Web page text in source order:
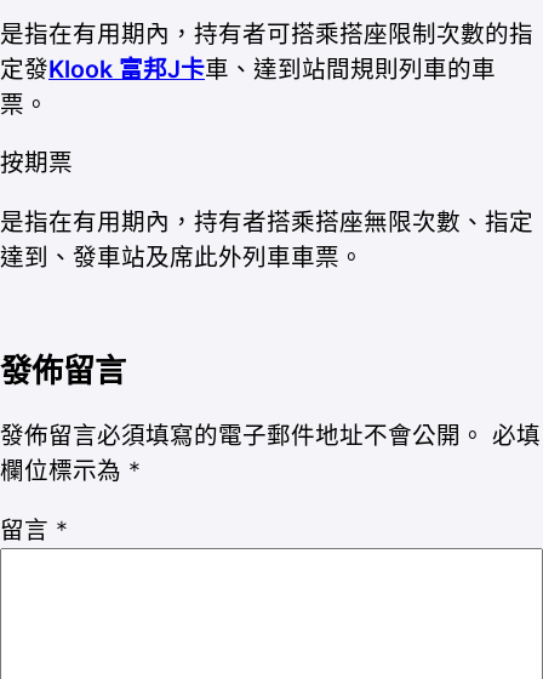
是指在有用期內，持有者可搭乘搭座限制次數的指
定發Klook 富邦J卡車、達到站間規則列車的車
票。
按期票
是指在有用期內，持有者搭乘搭座無限次數、指定
達到、發車站及席此外列車車票。
發佈留言
發佈留言必須填寫的電子郵件地址不會公開。 必填
欄位標示為 *
留言 *